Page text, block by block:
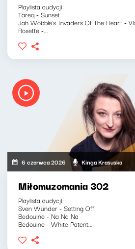
Playlista audycji:
Tareq - Sunset
Jah Wobble's Invaders Of The Heart -
Roxette -...
6 czerwca 2026 Kinga Krasuska
Miłomuzomania 302
Playlista audycji:
Sven Wunder - Setting Off
Bedouine - Na Na Na
Bedouine - White Patent...